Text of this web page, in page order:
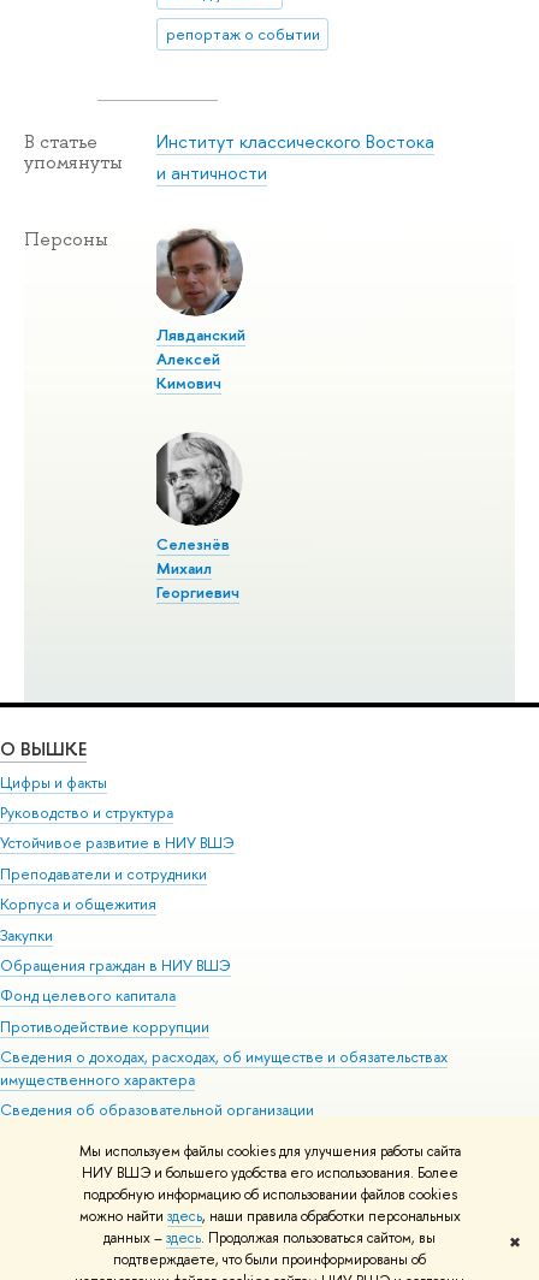
Мы используем файлы cookies для улучшения работы сайта
НИУ ВШЭ и большего удобства его использования. Более
подробную информацию об использовании файлов cookies
можно найти здесь, наши правила обработки персональных
данных –здесь. Продолжая пользоваться сайтом, вы
подтверждаете, что были проинформированы об
✖
репортаж о событии
В статье
упомянуты
Институт классического Востока
и античности
Персоны
Лявданский
Алексей
Кимович
Селезнёв
Михаил
Георгиевич
О ВЫШКЕ
Цифры и факты
Руководство и структура
Устойчивое развитие в НИУ ВШЭ
Преподаватели и сотрудники
Корпуса и общежития
Закупки
Обращения граждан в НИУ ВШЭ
Фонд целевого капитала
Противодействие коррупции
Сведения о доходах, расходах, об имуществе и обязательствах
имущественного характера
Сведения об образовательной организации
Людям с ограниченными возможностями здоровья
Единая платежная страница
Работа в Вышке